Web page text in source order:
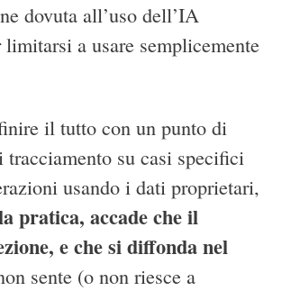
dovuta all’uso dell’IA
a usare semplicemente
il tutto con un punto di
tracciamento su casi specifici
usando i dati proprietari,
pratica, accade che il
e che si diffonda nel
sente (o non riesce a